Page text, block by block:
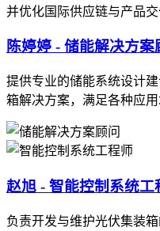
并优化国际供应链与产品交
陈婷婷 - 储能解决方案
提供专业的储能系统设计
箱解决方案，满足各种应用
赵旭 - 智能控制系统工
负责开发与维护光伏集装